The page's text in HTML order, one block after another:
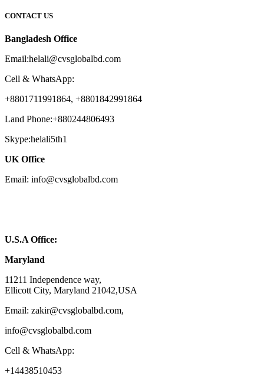
CONTACT US
Bangladesh Office
Email:helali@cvsglobalbd.com
Cell & WhatsApp:
+8801711991864, +8801842991864
Land Phone:+880244806493
Skype:helali5th1
UK Office
Email: info@cvsglobalbd.com
U.S.A Office:
Maryland
11211 Independence way,
Ellicott City, Maryland 21042,USA
Email: zakir@cvsglobalbd.com,
info@cvsglobalbd.com
Cell & WhatsApp:
+14438510453